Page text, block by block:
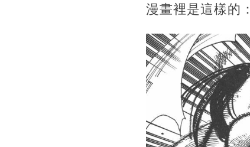
漫畫裡是這樣的：